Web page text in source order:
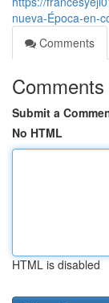
nueva-Época-en-
Comments
Comments
Submit a
No HTML
HTML is disabled